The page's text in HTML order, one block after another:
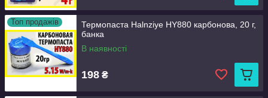
Топ продажів
Термопаста Halnziye HY880 карбонова, 20 г,
банка
В наявності
198 ₴